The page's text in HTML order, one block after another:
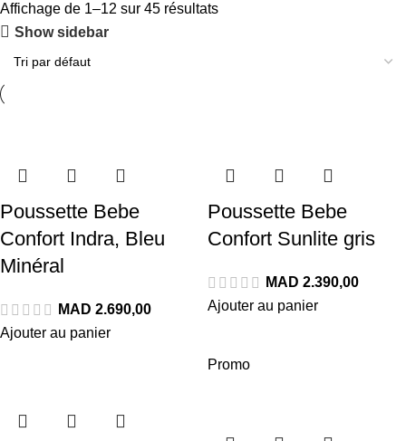
Affichage de 1–12 sur 45 résultats
Show sidebar
Poussette Bebe
Confort Indra, Bleu
Minéral
MAD
Ajouter au panier
Poussette Bebe
Confort Sunlite gris
MAD
Ajouter au panier
Promo